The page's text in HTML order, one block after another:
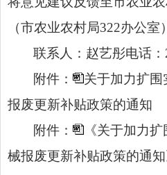
（市农业农村局322办公室
联系人：赵艺彤电话：
附件：
关于加力扩围
报废更新补贴政策的通知
附件：
《关于加力
械报废更新补贴政策的通